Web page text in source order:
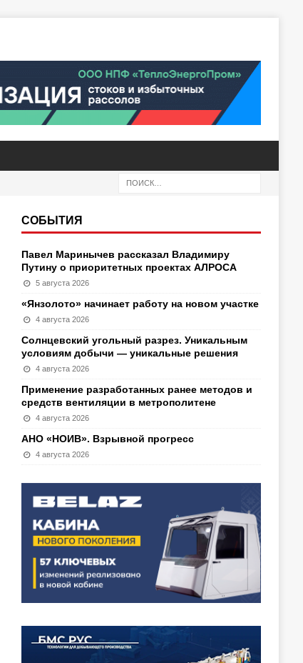
СОБЫТИЯ
Павел Маринычев рассказал Владимиру
Путину о приоритетных проектах АЛРОСА
5 августа 2026
«Янзолото» начинает работу на новом участке
4 августа 2026
Солнцевский угольный разрез. Уникальным
условиям добычи — уникальные решения
4 августа 2026
Применение разработанных ранее методов и
средств вентиляции в метрополитене
4 августа 2026
АНО «НОИВ». Взрывной прогресс
4 августа 2026